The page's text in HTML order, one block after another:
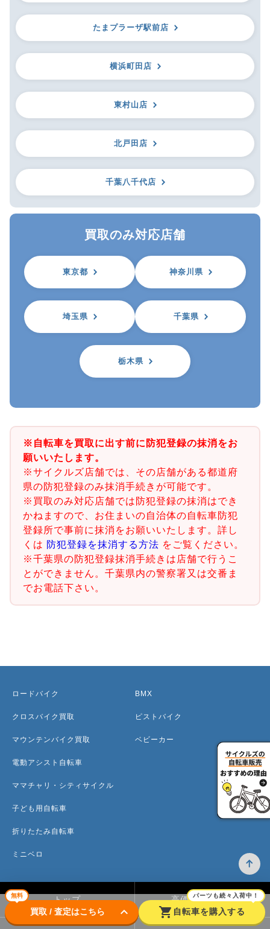
たまプラーザ駅前店
横浜町田店
東村山店
北戸田店
千葉八千代店
買取のみ対応店舗
東京都 神奈川県
埼玉県 千葉県
栃木県
※自転車を買取に出す前に防犯登録の抹消をお
願いいたします。
※サイクルズ店舗では、その店舗がある都道府
県の防犯登録のみ抹消手続きが可能です。
※買取のみ対応店舗では防犯登録の抹消はでき
かねますので、お住まいの自治体の自転車防犯
登録所で事前に抹消をお願いいたします。詳し
くは 防犯登録を抹消する方法 をご覧ください。
※千葉県の防犯登録抹消手続きは店舗で行うこ
とができません。千葉県内の警察署又は交番ま
でお電話下さい。
無料
買取 / 査定はこちら keyboard_arrow_down shopping_cart
パーツも続々入荷中！
自転車を購入する
ロードバイク
クロスバイク買取
マウンテンバイク買取
電動アシスト自転車
ママチャリ・シティサイクル
子ども用自転車
折りたたみ自転車
ミニベロ
BMX
ピストバイク
ベビーカー
トップ 高価買取のワケ